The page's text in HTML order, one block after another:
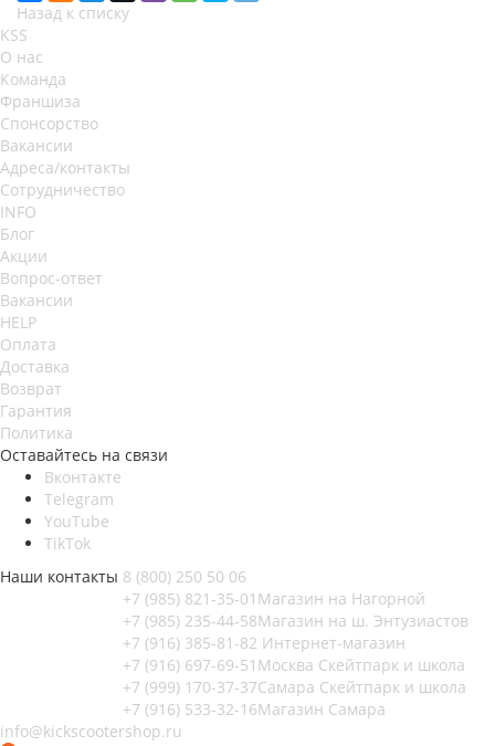
Назад к списку
KSS
О нас
Команда
Франшиза
Спонсорство
Вакансии
Адреса/контакты
Сотрудничество
INFO
Блог
Акции
Вопрос-ответ
Вакансии
HELP
Оплата
Доставка
Возврат
Гарантия
Политика
Оставайтесь на связи
Вконтакте
Telegram
YouTube
TikTok
Наши контакты 8 (800) 250 50 06
+7 (985) 821-35-01 Магазин на Нагорной
+7 (985) 235-44-58Магазин на ш. Энтузиастов
+7 (916) 385-81-82 Интернет-магазин
+7 (916) 697-69-51 Москва Скейтпарк и школа
+7 (999) 170-37-37Самара Скейтпарк и школа
+7 (916) 533-32-16Магазин Самара
info@kickscootershop.ru